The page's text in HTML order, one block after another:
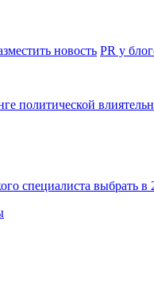
новость PR у
политической
специалиста выбрать в